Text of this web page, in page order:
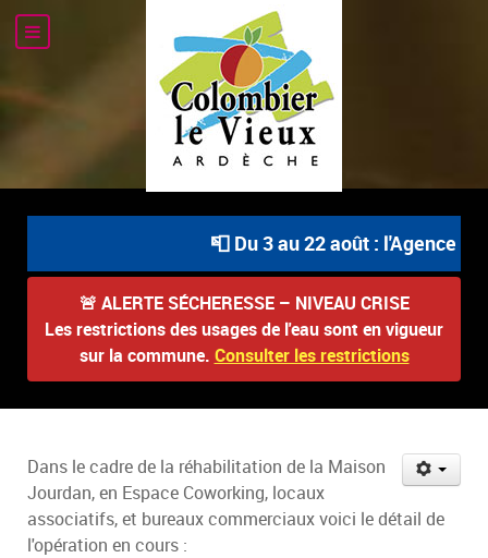
📮 Du 3 au 22 août : l'Agence
🚨 ALERTE SÉCHERESSE – NIVEAU CRISE
Les restrictions des usages de l'eau sont en vigueur
sur la commune. Consulter les restrictions
Dans le cadre de la réhabilitation de la Maison
Jourdan, en Espace Coworking, locaux
associatifs, et bureaux commerciaux voici le détail de
l'opération en cours :